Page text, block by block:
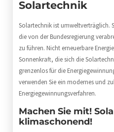
Solartechnik
Solartechnik ist umweltverträglich.
die von der Bundesregierung
zu führen. Nicht erneuerbare
Sonnenkraft, die sich die
grenzenlos für die
verwenden Sie ein modernes und
Energiegewinnungsverfahren.
Machen Sie mit!
klimaschonend!